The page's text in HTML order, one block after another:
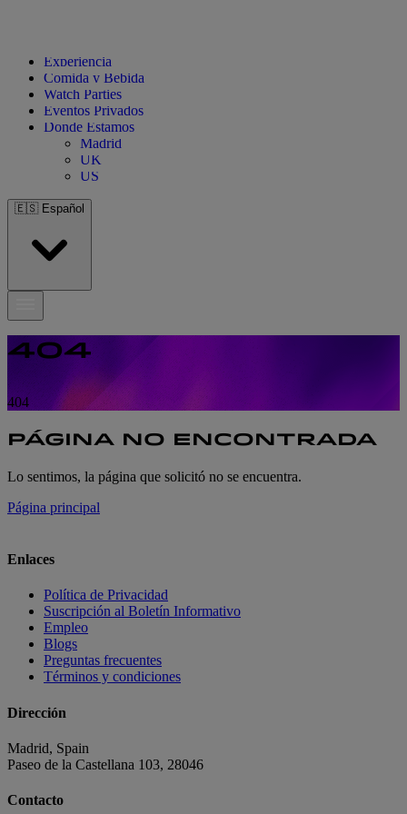
Experiencia
Comida y Bebida
Watch Parties
Eventos Privados
Donde Estamos
Madrid
UK
US
🇪🇸 Español
404
404
PÁGINA NO ENCONTRADA
Lo sentimos, la página que solicitó no se encuentra.
Página principal
Enlaces
Política de Privacidad
Suscripción al Boletín Informativo
Empleo
Blogs
Preguntas frecuentes
Términos y condiciones
Dirección
Madrid, Spain
Paseo de la Castellana 103, 28046
Contacto